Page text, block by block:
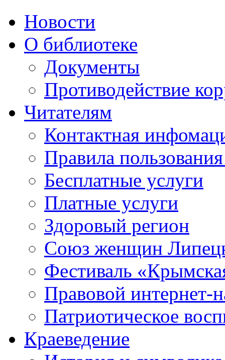
Новости
О библиотеке
Документы
Противодействие
Читателям
Контактная
Правила
Бесплатные услуги
Платные услуги
Здоровый регион
Союз женщин
Фестиваль
Правовой интернет-
Патриотическое
Краеведение